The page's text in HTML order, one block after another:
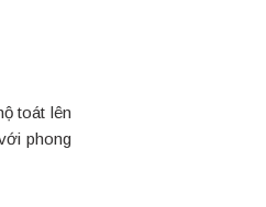
toát lên
phong